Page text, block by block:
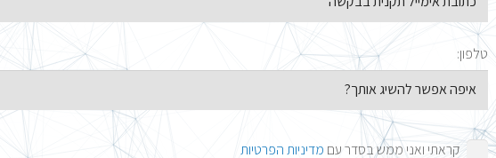
טלפון:
קראתי ואני ממש בסדר עם מדיניות הפרטיות